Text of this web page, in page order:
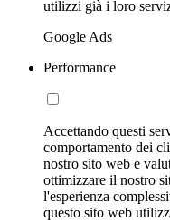
utilizzi già i loro
Google Ads
Performance
Accettando questi
comportamento dei
nostro sito web e
ottimizzare il nostro
l'esperienza
questo sito web